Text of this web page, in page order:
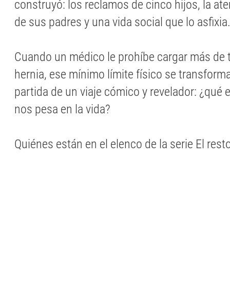
construyó: los reclamos de cinco hijos, la
de sus padres y una vida social que lo
Cuando un médico le prohíbe cargar más de
hernia, ese mínimo límite físico se
partida de un viaje cómico y revelador: ¿qué
nos pesa en la vida?
Quiénes están en el elenco de la serie El